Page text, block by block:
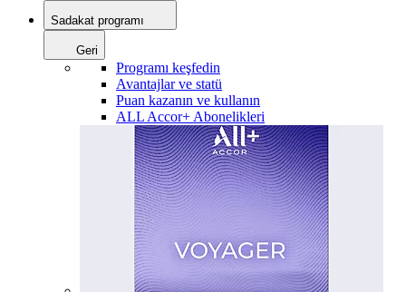
Sadakat programı
Geri
Programı keşfedin
Avantajlar ve statü
Puan kazanın ve kullanın
ALL Accor+ Abonelikleri